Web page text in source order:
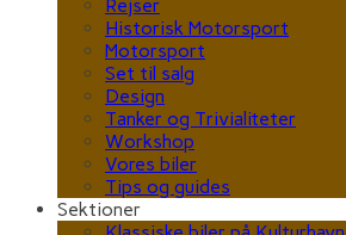
Rejser
Historisk Motorsport
Motorsport
Set til salg
Design
Tanker og Trivialiteter
Workshop
Vores biler
Tips og guides
Sektioner